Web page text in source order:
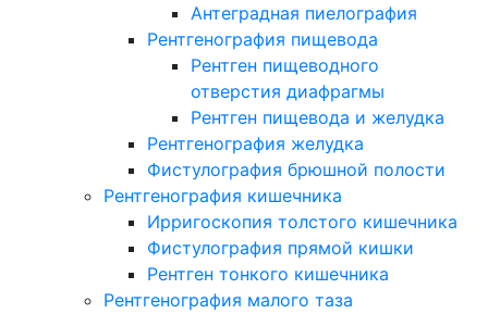
Антеградная пиелография
Рентгенография пищевода
Рентген пищеводного
отверстия диафрагмы
Рентген пищевода и желудка
Рентгенография желудка
Фистулография брюшной полости
Рентгенография кишечника
Ирригоскопия толстого кишечника
Фистулография прямой кишки
Рентген тонкого кишечника
Рентгенография малого таза